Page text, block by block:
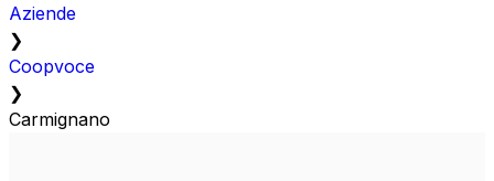
Aziende
❯
Coopvoce
❯
Carmignano